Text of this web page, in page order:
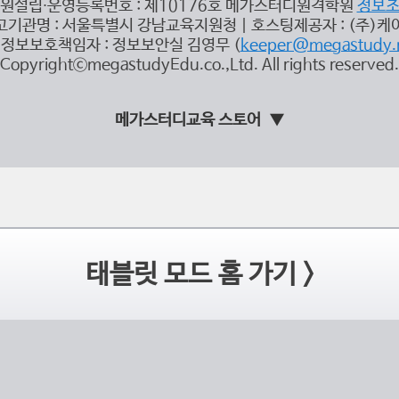
설립∙운영등록번호 : 제10176호 메가스터디원격학원 정보
기관명 : 서울특별시 강남교육지원청 | 호스팅제공자 : (주)케
보보호책임자 : 정보보안실 김영무 (
CopyrightⓒmegastudyEdu.co.,Ltd. All rights reserved.
메가스터디교육 스토어
태블릿 모드 홈 가기 >